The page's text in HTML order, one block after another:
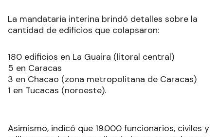
La mandataria interina brindó detalles sobre la
cantidad de edificios que colapsaron:
180 edificios en La Guaira (litoral central)
5 en Caracas
3 en Chacao (zona metropolitana de Caracas)
1 en Tucacas (noroeste).
Asimismo, indicó que 19.000 funcionarios, civiles y